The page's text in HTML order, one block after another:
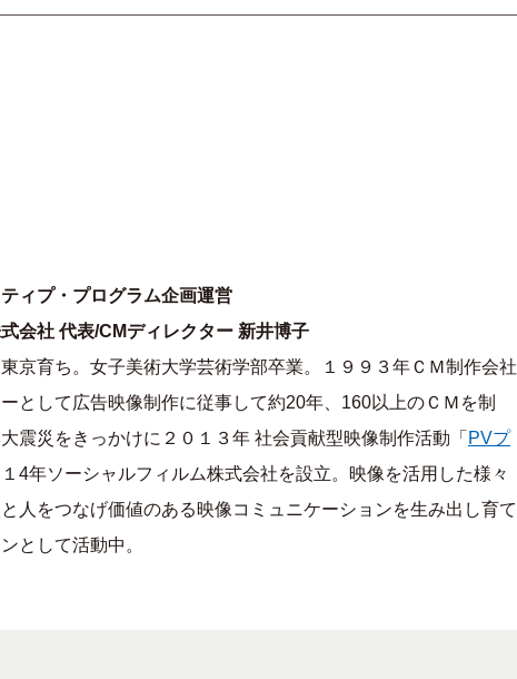
ィプ・プログラム企画運営
会社 代表/CMディレクター 新井博子
京育ち。女子美術大学芸術学部卒業。１９９３年ＣＭ制作会社
として広告映像制作に従事して約20年、160以上のＣＭを制
震災をきっかけに２０１３年 社会貢献型映像制作活動「 PVプ
4年ソーシャルフィルム株式会社を設立。映像を活用した様々
人をつなげ価値のある映像コミュニケーションを生み出し育て
として活動中。